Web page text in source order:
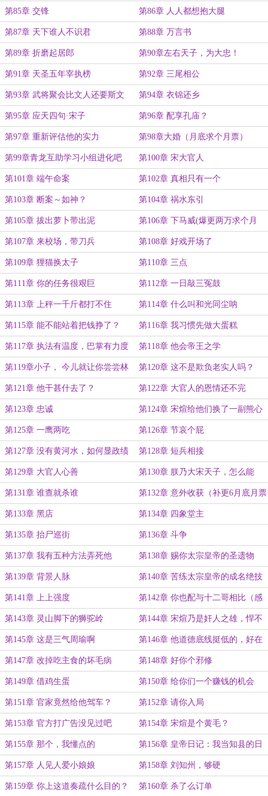
第85章 交锋 第86章 人人都想抱大腿
第87章 天下谁人不识君 第88章 万言书
第89章 折磨起居郎 第90章左右天子，为大忠！
第91章 天圣五年宰执榜 第92章 三尾相公
第93章 武将聚会比文人还要斯文 第94章 衣锦还乡
第95章 应天四句·宋子 第96章 配享孔庙？
第97章 重新评估他的实力 第98章大婚（月底求个月票）
第99章青龙互助学习小组进化吧 第100章 宋大官人
第101章 端午命案 第102章 真相只有一个
第103章 断案～如神？ 第104章 祸水东引
第105章 拔出萝卜带出泥 第106章 下马威(爆更两万求个月
票)
第107章 来校场，带刀兵 第108章 好戏开场了
第109章 狸猫换太子 第110章 三点
第111章 你的任务很艰巨 第112章 一日敲三冤鼓
第113章 上秤一千斤都打不住 第114章 什么叫和光同尘呐
第115章 能不能站着把钱挣了？ 第116章 我习惯先做大蛋糕
第117章 执法有温度，巴掌有力度 第118章 他会帝王之学
第119章小子， 今儿就让你尝尝林
教头的苦
第120章 这不是欺负老实人吗？
第121章 他干甚什去了？ 第122章 大官人的恩情还不完
第123章 忠诚 第124章 宋煊给他们换了一副熊心
豹子胆
第125章 一鹰两吃 第126章 节哀个屁
第127章 没有黄河水，如何显政绩 第128章 短兵相接
第129章 大官人心善 第130章 朕乃大宋天子，怎么能
第131章 谁查就杀谁 第132章 意外收获（补更6月底月票
加更的1w字）
第133章 黑店 第134章 四象堂主
第135章 抬尸巡街 第136章 斗争
第137章 我有五种方法弄死他 第138章 赐你太宗皇帝的圣遗物
第139章 背景人脉 第140章 苦练太宗皇帝的成名绝技
第141章 上上强度 第142章 你也配与十二哥相比（感
谢大家的月票，今日爆更2万）
第143章 灵山脚下的狮驼岭 第144章 宋煊乃是奸人之雄，悍不
可制！
第145章 这是三气周瑜啊 第146章 他道德底线挺低的，好在
我也是
第147章 改掉吃主食的坏毛病 第148章 好你个邪修
第149章 借鸡生蛋 第150章 给你们一个赚钱的机会
第151章 官家竟然给他驾车？ 第152章 请你入局
第153章 官方打广告没见过吧 第154章 宋煊是个黄毛？
第155章 那个，我懂点的 第156章 皇帝日记：我当知县的日
子
第157章 人见人爱小娘娘 第158章 刘知州，够硬
第159章 你上这道奏疏什么目的？ 第160章 杀了么订单